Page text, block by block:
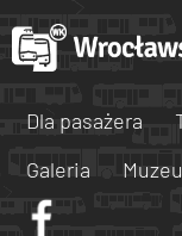
Dla pasażera
Galeria